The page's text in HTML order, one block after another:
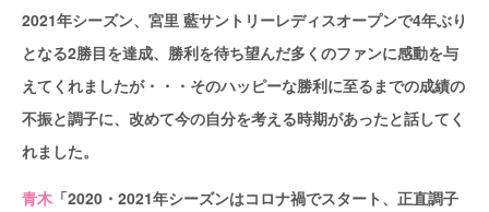
2021年シーズン、宮里 藍サントリーレディスオープンで4年ぶり
となる2勝目を達成、勝利を待ち望んだ多くのファンに感動を与
えてくれましたが・・・そのハッピーな勝利に至るまでの成績の
不振と調子に、改めて今の自分を考える時期があったと話してく
れました。
青木 「2020・2021年シーズンはコロナ禍でスタート、正直調子